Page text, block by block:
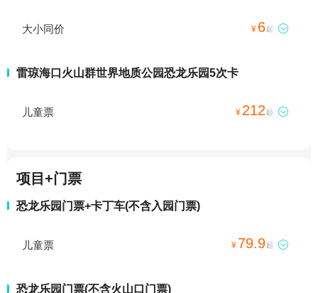
大小同价 ¥ 6起 
雷琼海口火山群世界地质公园恐龙乐园5次卡
儿童票 ¥ 212 起 
项目+门票
恐龙乐园门票+卡丁车(不含入园门票)
儿童票 ¥ 79.9起 
恐龙乐园门票(不含火山口门票)